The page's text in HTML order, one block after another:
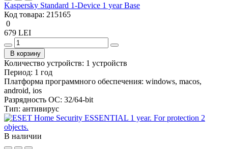
Kaspersky Standard 1-Device 1 year Base
Код товара: 215165
0
679 LEI
В корзину
Количество устройств: 1 устройств
Период: 1 год
Платформа программного обеспечения: windows, macos,
android, ios
Разрядность ОС: 32/64-bit
Тип: антивирус
В наличии